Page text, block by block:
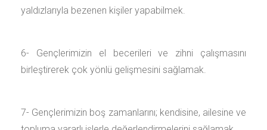
yaldızlarıyla bezenen kişiler yapabilmek.
6- Gençlerimizin el becerileri ve zihni çalışmasını
birleştirerek çok yönlü gelişmesini sağlamak.
7- Gençlerimizin boş zamanlarını; kendisine, ailesine ve